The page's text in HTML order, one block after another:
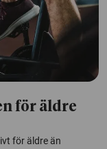
för äldre
för äldre än